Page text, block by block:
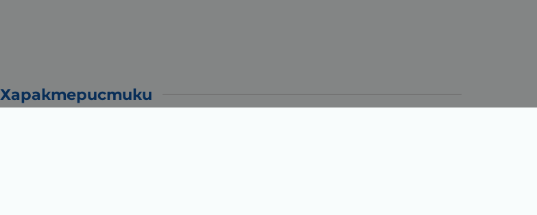
Характеристики